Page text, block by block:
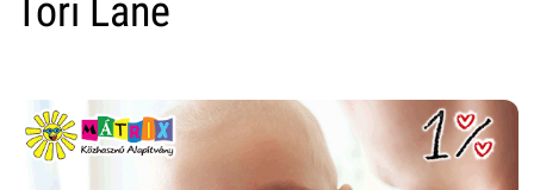
Tori Lane